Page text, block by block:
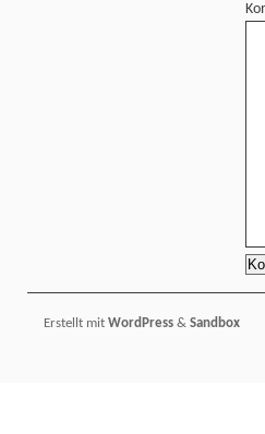
Erstellt mit WordPress & Sandbox